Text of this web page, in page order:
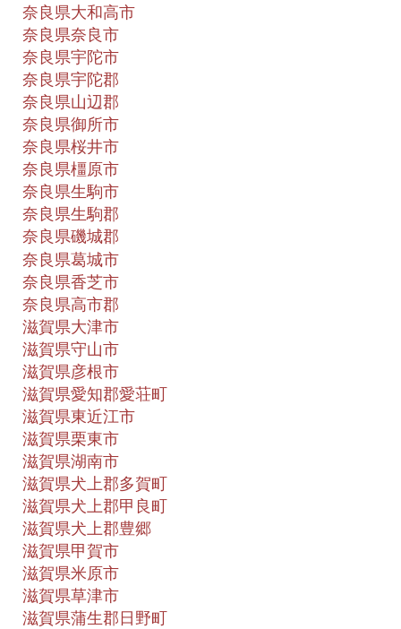
奈良県大和高市
奈良県奈良市
奈良県宇陀市
奈良県宇陀郡
奈良県山辺郡
奈良県御所市
奈良県桜井市
奈良県橿原市
奈良県生駒市
奈良県生駒郡
奈良県磯城郡
奈良県葛城市
奈良県香芝市
奈良県高市郡
滋賀県大津市
滋賀県守山市
滋賀県彦根市
滋賀県愛知郡愛荘町
滋賀県東近江市
滋賀県栗東市
滋賀県湖南市
滋賀県犬上郡多賀町
滋賀県犬上郡甲良町
滋賀県犬上郡豊郷
滋賀県甲賀市
滋賀県米原市
滋賀県草津市
滋賀県蒲生郡日野町